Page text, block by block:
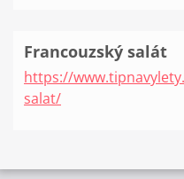
Francouzský salát
https://
salat/